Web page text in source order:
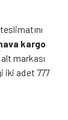
kargo
markası
iki adet 777